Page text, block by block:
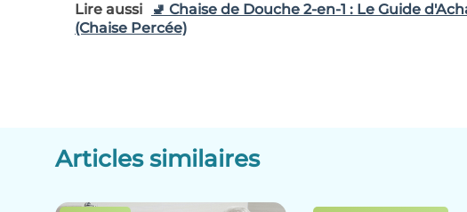
Lire aussi
🚽 Chaise de Douche 2-en-1 : Le Guide
(Chaise Percée)
Articles similaires